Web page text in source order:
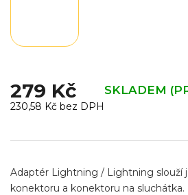
279 Kč SKLADEM
230,58 Kč bez DPH
cena:
Adaptér Lightning / Lightning slouží
konektoru a konektoru na sluchátka.